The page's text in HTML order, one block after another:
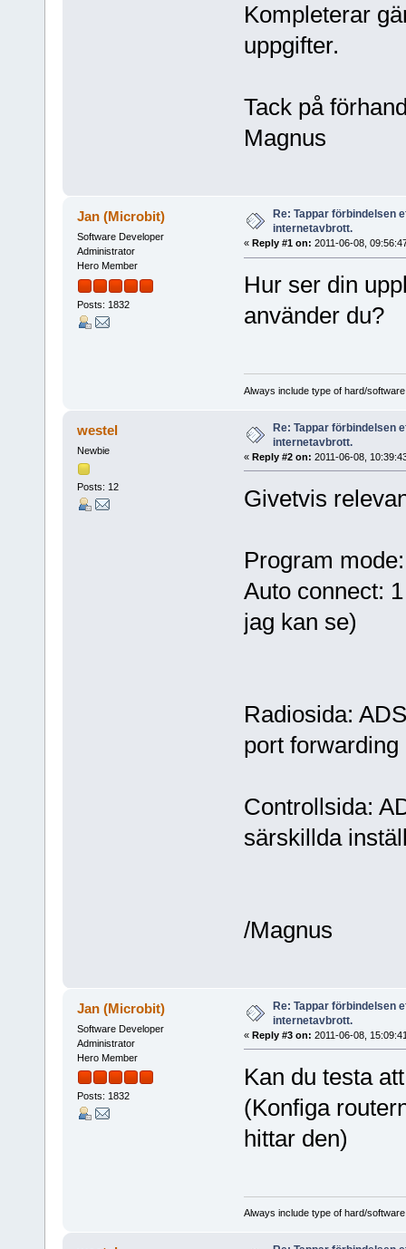
Kompleterar
uppgifter.
Tack på
Magnus
Jan (Microbit)
Software Developer
Administrator
Hero Member
Posts: 1832
Re: Tappar förbindelsen
internetavbrott.
« Reply #1 on: 2011-06-08,
Hur ser din
använder du?
Always include type of hard/
westel
Newbie
Posts: 12
Re: Tappar förbindelsen
internetavbrott.
« Reply #2 on: 2011-06-08,
Givetvis
Program
Auto connect:
jag kan se)
Radiosida:
port
Controllsida:
särskillda
/Magnus
Jan (Microbit)
Software Developer
Administrator
Hero Member
Posts: 1832
Re: Tappar förbindelsen
internetavbrott.
« Reply #3 on: 2011-06-08,
Kan du testa
(Konfiga
hittar den)
Always include type of hard/